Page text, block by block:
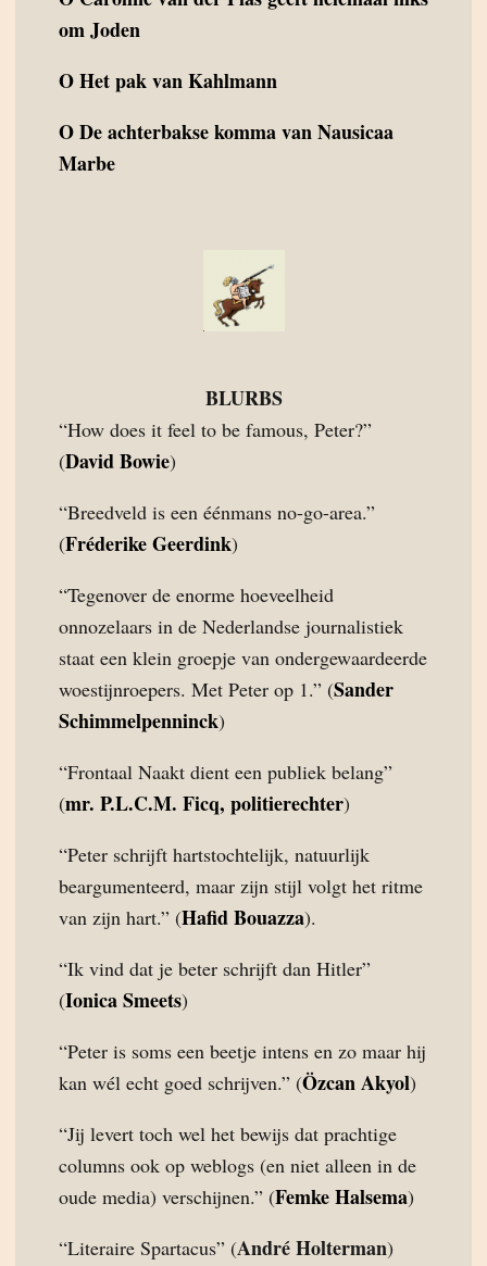
om Joden
OHet pak van Kahlmann
ODe achterbakse komma van Nausicaa
Marbe
BLURBS
“How does it feel to be famous, Peter?”
(David Bowie)
“Breedveld is een éénmans no-go-area.”
(Fréderike Geerdink)
“Tegenover de enorme hoeveelheid
onnozelaars in de Nederlandse journalistiek
staat een klein groepje van ondergewaardeerde
woestijnroepers. Met Peter op 1.” (Sander
Schimmelpenninck)
“Frontaal Naakt dient een publiek belang”
(mr. P.L.C.M. Ficq, politierechter)
“Peter schrijft hartstochtelijk, natuurlijk
beargumenteerd, maar zijn stijl volgt het ritme
van zijn hart.” (Hafid Bouazza).
“Ik vind dat je beter schrijft dan Hitler”
(Ionica Smeets)
“Peter is soms een beetje intens en zo maar hij
kan wél echt goed schrijven.” (Özcan Akyol)
“Jij levert toch wel het bewijs dat prachtige
columns ook op weblogs (en niet alleen in de
oude media) verschijnen.” (Femke Halsema)
“Literaire Spartacus” (André Holterman)